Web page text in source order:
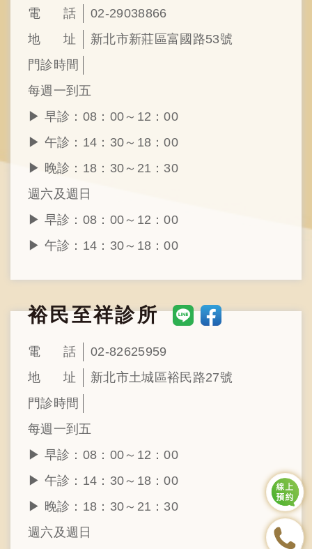
電 話
02-29038866
地
址
新北市新莊區富國路53號
門診時間
每週一到五
▶︎ 早診：08：00～12：00
▶︎ 午診：14：30～18：00
▶︎ 晚診：18：30～21：30
週六及週日
▶︎ 早診：08：00～12：00
▶︎ 午診：14：30～18：00
裕民至祥診所
電 話
02-82625959
地
址
新北市土城區裕民路27號
門診時間
每週一到五
▶︎ 早診：08：00～12：00
▶︎ 午診：14：30～18：00
▶︎ 晚診：18：30～21：30
週六及週日